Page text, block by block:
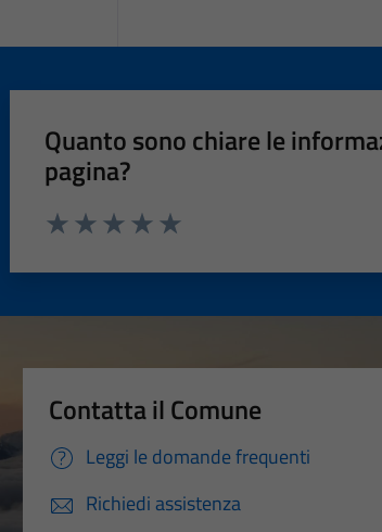
Quanto sono chiare le
pagina?
Contatta il Comune
Leggi le domande frequenti
Richiedi assistenza